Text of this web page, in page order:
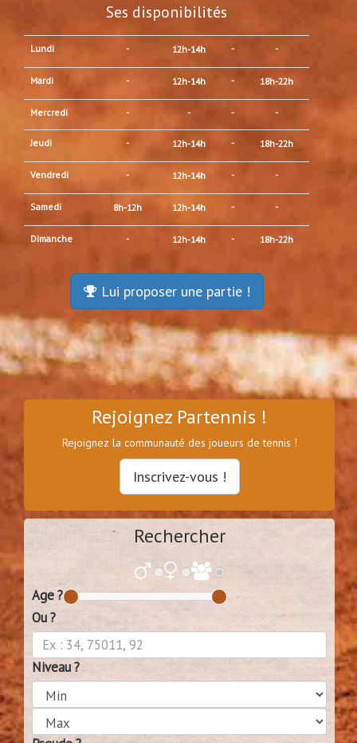
Ses disponibilités
Lundi - 12h-14h - -
Mardi - 12h-14h - 18h-22h
Mercredi - - - -
Jeudi - 12h-14h - 18h-22h
Vendredi - 12h-14h - -
Samedi 8h-12h 12h-14h - -
Dimanche - 12h-14h - 18h-22h
Lui proposer une partie !
Rejoignez Partennis !
Rejoignez la communauté des joueurs de tennis !
Inscrivez-vous !
Rechercher
Age ?
Ou ?
Niveau ?